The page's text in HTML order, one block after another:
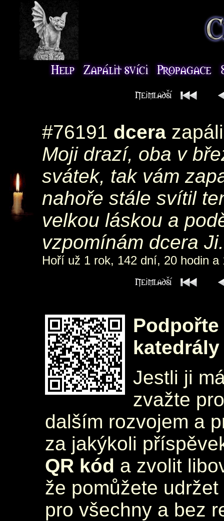
#76191 dcera
Moji drazí, oba v
svátek, tak vám
nahoře stále svítil
velkou láskou a
vzpomínám dcera Ji.
Hoří už 1 rok, 142 dní, 20 hodin a
katedrály
Jestli ji
zvažte
dalším rozvojem a
za jakýkoli
QR kód a zvolit
že pomůžete
pro všechny a bez